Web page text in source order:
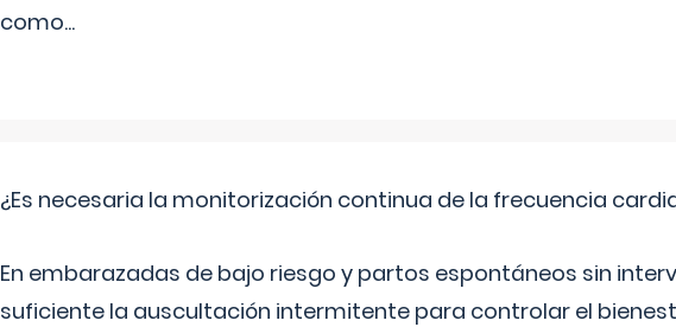
como...
¿Es necesaria la monitorización continua de la frecuencia
En embarazadas de bajo riesgo y partos espontáneos sin
suficiente la auscultación intermitente para controlar el